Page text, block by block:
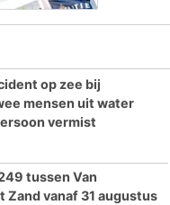
op zee bij
mensen uit water
vermist
tussen Van
Zand vanaf 31 augustus